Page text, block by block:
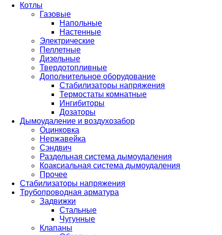
Котлы
Газовые
Напольные
Настенные
Электрические
Пеллетные
Дизельные
Твердотопливные
Дополнительное оборудование
Стабилизаторы напряжения
Термостаты комнатные
Ингибиторы
Дозаторы
Дымоудаление и воздухозабор
Оцинковка
Нержавейка
Сэндвич
Раздельная система дымоудаления
Коаксиальная система дымоудаления
Прочее
Стабилизаторы напряжения
Трубопроводная арматура
Задвижки
Стальные
Чугунные
Клапаны